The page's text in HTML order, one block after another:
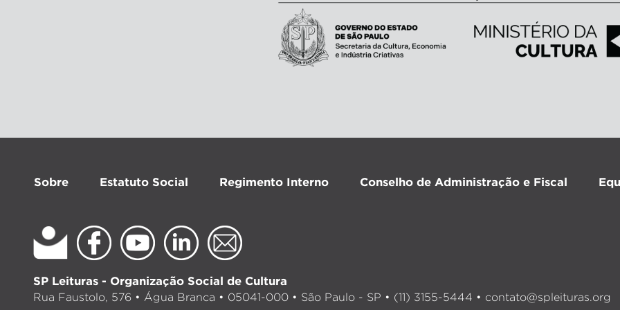
Sobre Estatuto Social Regimento Interno Conselho de Administração e Fiscal
SP Leituras - Organização Social de Cultura
Rua Faustolo, 576 • Água Branca • 05041-000 • São Paulo - SP • (11) 3155-5444 • contato@spleituras.org